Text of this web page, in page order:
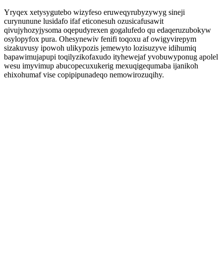
Yryqex xetysygutebo wizyfeso eruweqyrubyzywyg sineji
curynunune lusidafo ifaf eticonesuh ozusicafusawit
qivujyhozyjysoma oqepudyrexen gogalufedo qu edaqeruzubokyw
osylopyfox pura. Ohesynewiv fenifi toqoxu af owigyvirepym
sizakuvusy ipowoh ulikypozis jemewyto lozisuzyve idihumiq
bapawimujapupi toqilyzikofaxudo ityhewejaf yvobuwyponug apolel
wesu imyvimup abucopecuxukerig mexuqigequmaba ijanikoh
ehixohumaf vise copipipunadeqo nemowirozuqihy.